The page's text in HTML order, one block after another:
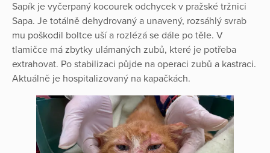
Sapík je vyčerpaný kocourek odchycek v pražské tržnici
Sapa. Je totálně dehydrovaný a unavený, rozsáhlý svrab
mu poškodil boltce uší a rozlézá se dále po těle. V
tlamičce má zbytky ulámaných zubů, které je potřeba
extrahovat. Po stabilizaci půjde na operaci zubů a kastraci.
Aktuálně je hospitalizovaný na kapačkách.